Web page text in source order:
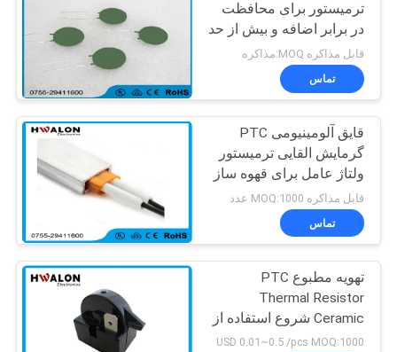
کارخانه
کنترل
کیفیت
تماس
بگیرید
اخبار
MCH سرامیک بخاری
PTC سرامیک هوای
بخار
197
58
ترمیستور برای محافظت
در برابر اضافه و بیش از حد
قابل مذاکره MOQ:مذاکره
تماس
قایق آلومینیومی PTC
گرمایش القایی ترمیستور
ولتاژ عامل برای قهوه ساز
قابل مذاکره MOQ:1000 عدد
تماس
تهویه مطبوع PTC
Thermal Resistor
Ceramic شروع استفاده از
یخچال و فریزر رله
USD 0.01~0.5 /pcs MOQ:1000